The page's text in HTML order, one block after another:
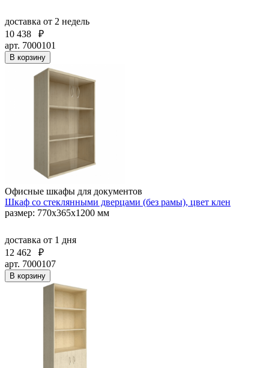
доставка от 2 недель
10 438
₽
арт. 7000101
В корзину
Офисные шкафы для документов
Шкаф со стеклянными дверцами (без рамы), цвет клен
размер: 770х365х1200 мм
доставка от 1 дня
12 462
₽
арт. 7000107
В корзину